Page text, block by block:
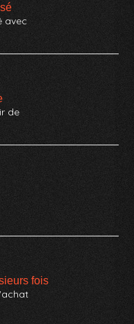
avec
de
fois